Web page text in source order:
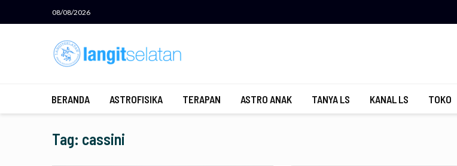
08/08/2026
BERANDA ASTROFISIKA TERAPAN ASTRO ANAK TANYA LS KANAL LS TOKO
Tag: cassini